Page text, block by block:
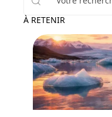
À RETENIR
Voyage